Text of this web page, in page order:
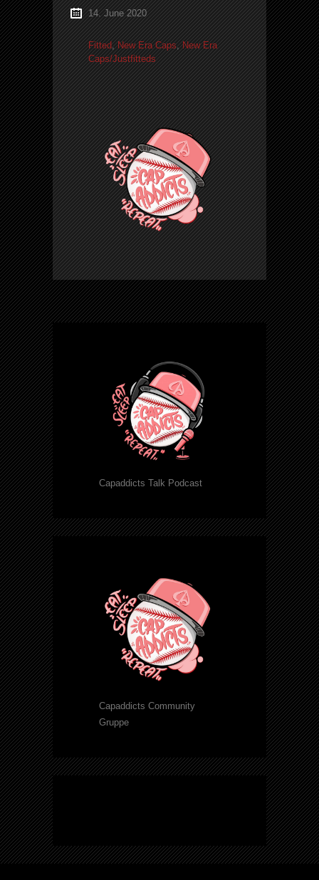
14. June 2020
Fitted,New Era Caps,New Era
Caps/Justfitteds
Capaddicts Talk Podcast
Capaddicts Community
Gruppe